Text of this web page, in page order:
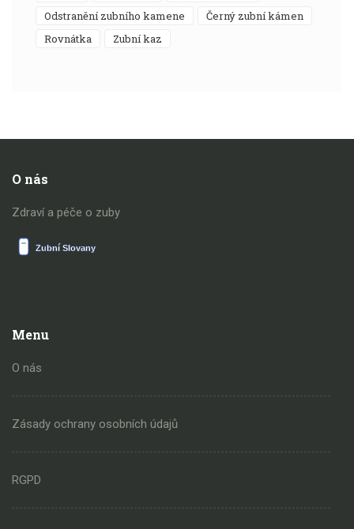
odstranění zubního kamene
černý zubní kámen
rovnátka
zubní kaz
O nás
Zdraví a péče o zuby
Menu
O nás
Zásady ochrany osobních údajů
RGPD